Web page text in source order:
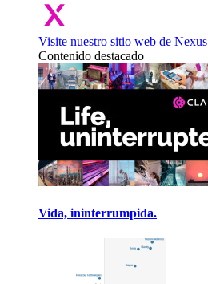
Visite nuestro sitio web de Nexus
Contenido destacado
Vida, ininterrumpida.